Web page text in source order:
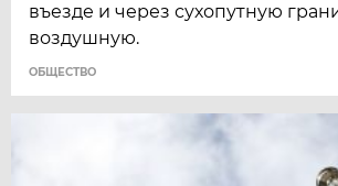
въезде и через сухопутную
воздушную.
ОБЩЕСТВО